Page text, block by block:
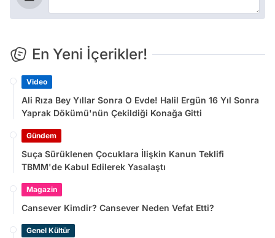
En Yeni İçerikler!
Video
Ali Rıza Bey Yıllar Sonra O Evde! Halil Ergün 16 Yıl Sonra
Yaprak Dökümü'nün Çekildiği Konağa Gitti
Gündem
Suça Sürüklenen Çocuklara İlişkin Kanun Teklifi
TBMM'de Kabul Edilerek Yasalaştı
Magazin
Cansever Kimdir? Cansever Neden Vefat Etti?
Genel Kültür